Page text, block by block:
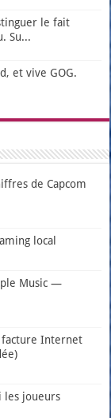
le fait
Su...
et vive GOG.
de Capcom
local
Music —
facture Internet
les joueurs